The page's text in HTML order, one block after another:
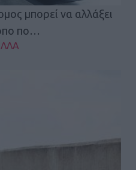
μπορεί να αλλάξει
πο…